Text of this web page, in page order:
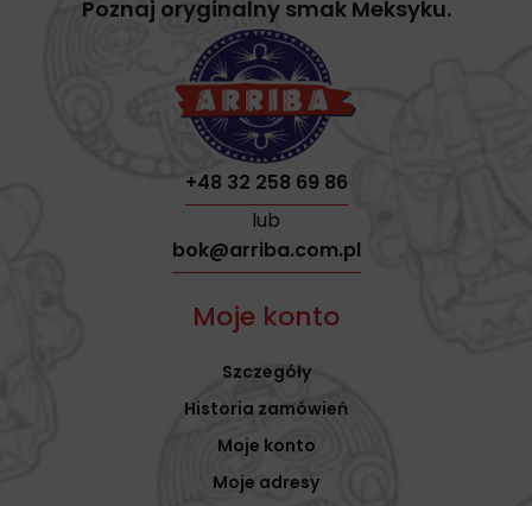
Poznaj oryginalny smak Meksyku.
+48 32 258 69 86
lub
bok@arriba.com.pl
Moje konto
Szczegóły
Historia zamówień
Moje konto
Moje adresy